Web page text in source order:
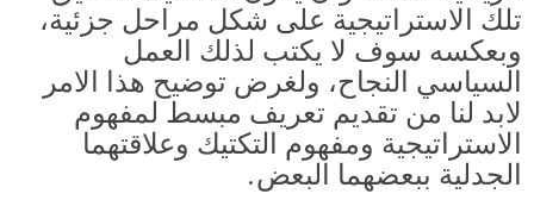
تلك الاستراتيجية على شكل مراحل جزئية،
وبعكسه سوف لا يكتب لذلك العمل
السياسي النجاح، ولغرض توضيح هذا الامر
لابد لنا من تقديم تعريف مبسط لمفهوم
الاستراتيجية ومفهوم التكتيك وعلاقتهما
الجدلية ببعضهما البعض.